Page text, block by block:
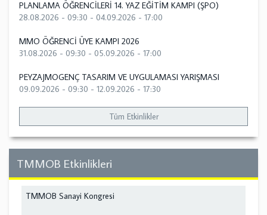
PLANLAMA ÖĞRENCİLERİ 14. YAZ EĞİTİM KAMPI (ŞPO)
28.08.2026 - 09:30 - 04.09.2026 - 17:00
MMO ÖĞRENCİ ÜYE KAMPI 2026
31.08.2026 - 09:30 - 05.09.2026 - 17:00
PEYZAJMOGENÇ TASARIM VE UYGULAMASI YARIŞMASI
09.09.2026 - 09:30 - 12.09.2026 - 17:30
Tüm Etkinlikler
TMMOB Etkinlikleri
TMMOB Sanayi Kongresi